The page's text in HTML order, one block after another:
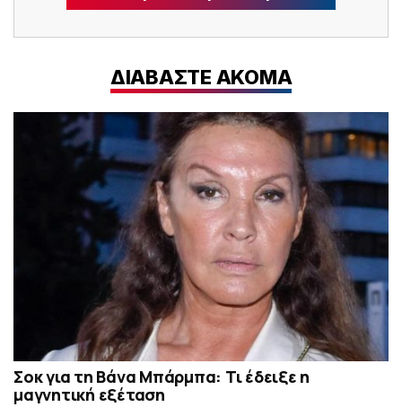
ΔΙΑΒΑΣΤΕ ΑΚΟΜΑ
Σoκ για τη Βάνα Μπάρμπα: Τι έδειξε η
μαγνητική εξέταση